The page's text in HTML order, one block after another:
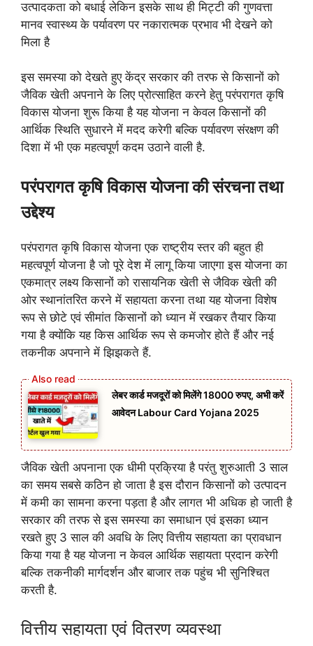
उत्पादकता को बधाई लेकिन इसके साथ ही मिट्टी की गुणवत्ता
मानव स्वास्थ्य के पर्यावरण पर नकारात्मक प्रभाव भी देखने को
मिला है
इस समस्या को देखते हुए केंद्र सरकार की तरफ से किसानों को
जैविक खेती अपनाने के लिए प्रोत्साहित करने हेतु परंपरागत कृषि
विकास योजना शुरू किया है यह योजना न केवल किसानों की
आर्थिक स्थिति सुधारने में मदद करेगी बल्कि पर्यावरण संरक्षण की
दिशा में भी एक महत्वपूर्ण कदम उठाने वाली है.
परंपरागत कृषि विकास योजना की संरचना तथा
उद्देश्य
परंपरागत कृषि विकास योजना एक राष्ट्रीय स्तर की बहुत ही
महत्वपूर्ण योजना है जो पूरे देश में लागू किया जाएगा इस योजना का
एकमात्र लक्ष्य किसानों को रासायनिक खेती से जैविक खेती की
ओर स्थानांतरित करने में सहायता करना तथा यह योजना विशेष
रूप से छोटे एवं सीमांत किसानों को ध्यान में रखकर तैयार किया
गया है क्योंकि यह किस आर्थिक रूप से कमजोर होते हैं और नई
तकनीक अपनाने में झिझकते हैं.
लेबर कार्ड मजदूरों को मिलेंगे 18000 रुपए, अभी करें
आवेदन Labour Card Yojana 2025
जैविक खेती अपनाना एक धीमी प्रक्रिया है परंतु शुरुआती 3 साल
का समय सबसे कठिन हो जाता है इस दौरान किसानों को उत्पादन
में कमी का सामना करना पड़ता है और लागत भी अधिक हो जाती है
सरकार की तरफ से इस समस्या का समाधान एवं इसका ध्यान
रखते हुए 3 साल की अवधि के लिए वित्तीय सहायता का प्रावधान
किया गया है यह योजना न केवल आर्थिक सहायता प्रदान करेगी
बल्कि तकनीकी मार्गदर्शन और बाजार तक पहुंच भी सुनिश्चित
करती है.
वित्तीय सहायता एवं वितरण व्यवस्था